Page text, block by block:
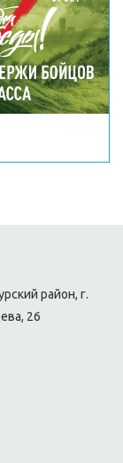
район, г.
26